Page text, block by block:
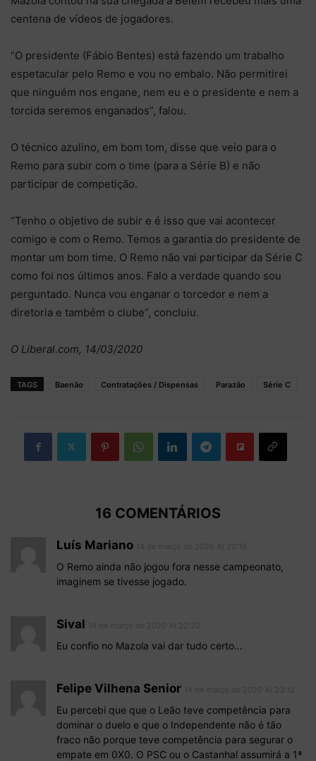
centena de vídeos de jogadores.
“O presidente (Fábio Bentes) está fazendo um trabalho
espetacular pelo Remo e vou no embalo. Não permitirei
que ninguém nos engane, nem eu e o presidente e nem a
torcida seremos enganados”, falou.
O técnico azulino, em bom tom, disse que veio para o
Remo para subir com o time (para a Série B) e não
participar de competição.
“Tenho o objetivo de subir e é isso que vai acontecer
comigo e com o Remo. Temos a garantia do presidente de
montar um bom time. O Remo não vai participar da Série C
como foi nos últimos anos. Falo a verdade quando sou
perguntado. Nunca vou enganar o torcedor e nem a
diretoria e também o clube”, concluiu.
O Liberal.com, 14/03/2020
TAGS Baenão Contratações / Dispensas Parazão Série C
16 COMENTÁRIOS
Luís Mariano
O Remo ainda não jogou fora nesse campeonato,
imaginem se tivesse jogado.
Sival
Eu confio no Mazola vai dar tudo certo…
Felipe Vilhena Senior
Eu percebi que que o Leão teve competência para
dominar o duelo e que o Independente não é tão
fraco não porque teve competência para segurar o
empate em 0X0. O PSC ou o Castanhal assumirá a 1ª